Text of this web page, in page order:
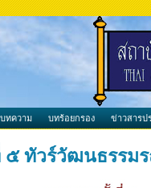
บทความ บทร้อยกรอง ข่าวสารป
ทัวร์วัฒนธรรมร